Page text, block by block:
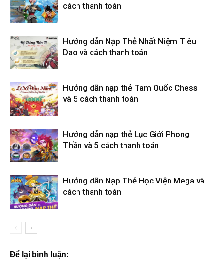
cách thanh toán
Hướng dẫn Nạp Thẻ Nhất Niệm Tiêu
Dao và cách thanh toán
Hướng dẫn nạp thẻ Tam Quốc Chess
và 5 cách thanh toán
Hướng dẫn nạp thẻ Lục Giới Phong
Thần và 5 cách thanh toán
Hướng dẫn Nạp Thẻ Học Viện Mega và
cách thanh toán
Để lại bình luận: